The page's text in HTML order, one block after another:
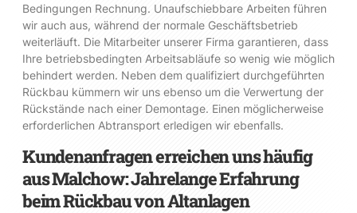
Bedingungen Rechnung. Unaufschiebbare Arbeiten führen
wir auch aus, während der normale Geschäftsbetrieb
weiterläuft. Die Mitarbeiter unserer Firma garantieren, dass
Ihre betriebsbedingten Arbeitsabläufe so wenig wie möglich
behindert werden. Neben dem qualifiziert durchgeführten
Rückbau kümmern wir uns ebenso um die Verwertung der
Rückstände nach einer Demontage. Einen möglicherweise
erforderlichen Abtransport erledigen wir ebenfalls.
Kundenanfragen erreichen uns häufig
aus Malchow: Jahrelange Erfahrung
beim Rückbau von Altanlagen